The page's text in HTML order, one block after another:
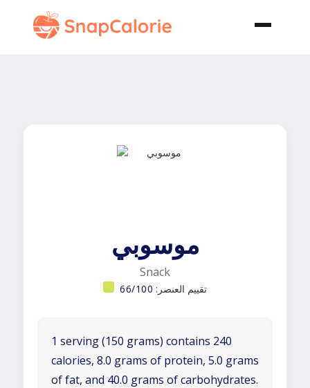
موسوبي
Snack
تقييم العنصر: 66/100
1 serving (150 grams) contains 240
calories, 8.0 grams of protein, 5.0 grams
of fat, and 40.0 grams of carbohydrates.